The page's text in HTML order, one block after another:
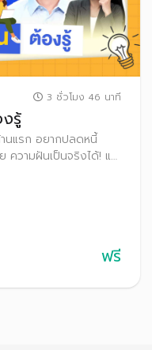
3 ชั่วโมง 46 นาที
รู้
นแรก อยากปลดหนี้
ความฝันเป็นจริงได้! แค่
กษะการเงินของตัว
ฟรี